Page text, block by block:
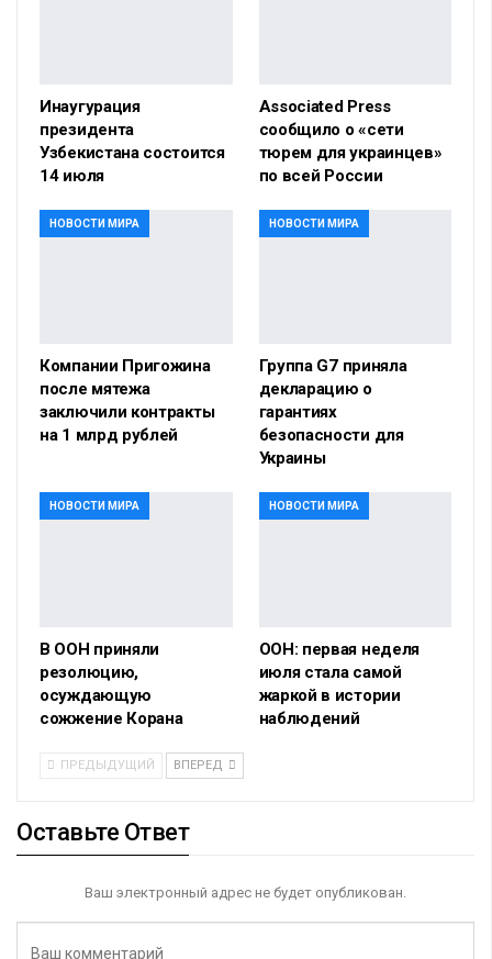
Инаугурация
президента
Узбекистана состоится
14 июля
Associated Press
сообщило о «сети
тюрем для украинцев»
по всей России
НОВОСТИ МИРА
Компании Пригожина
после мятежа
заключили контракты
на 1 млрд рублей
НОВОСТИ МИРА
Группа G7 приняла
декларацию о
гарантиях
безопасности для
Украины
НОВОСТИ МИРА
В ООН приняли
резолюцию,
осуждающую
сожжение Корана
НОВОСТИ МИРА
ООН: первая неделя
июля стала самой
жаркой в истории
наблюдений
ПРЕДЫДУЩИЙ ВПЕРЕД
Оставьте Ответ
Ваш электронный адрес не будет опубликован.